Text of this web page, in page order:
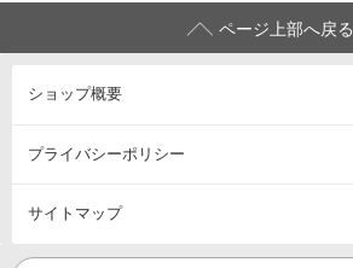
ページ上部へ戻る
ショップ概要
プライバシーポリシー
サイトマップ